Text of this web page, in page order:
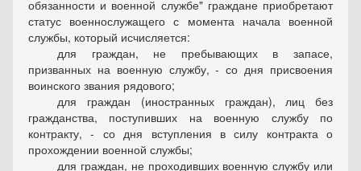
обязанности и военной службе" граждане приобретают
статус военнослужащего с момента начала военной
службы, который исчисляется:
для граждан, не пребывающих в запасе,
призванных на военную службу, - со дня присвоения
воинского звания рядового;
для граждан (иностранных граждан),лиц без
гражданства, поступивших на военную службу по
контракту, - со дня вступления в силу контракта о
прохождении военной службы;
для граждан, не проходивших военную службу или